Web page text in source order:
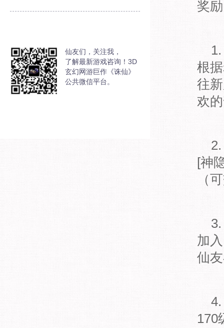
仙友们，关注我，
了解最新游戏咨询！3D
玄幻网游巨作《诛仙》
公共微信平台。
奖
根
往
欢
[神
（
加
仙
170